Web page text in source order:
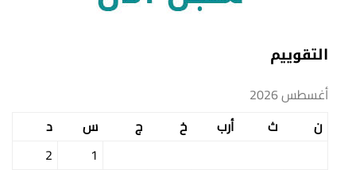
التقوييم
أغسطس 2026
ن
ث أرب خ ج س
د
1
2